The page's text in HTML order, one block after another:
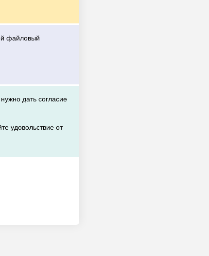
файловый
дать согласие
удовольствие от